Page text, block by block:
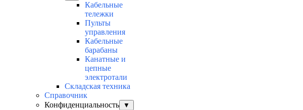
Кабельные
тележки
Пульты
управления
Кабельные
барабаны
Канатные и
цепные
электротали
Складская техника
Справочник
Конфиденциальность
▼